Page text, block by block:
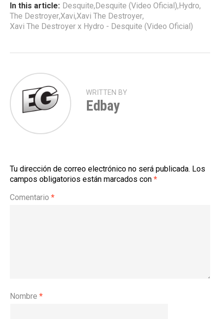
In this article: Desquite,Desquite (Video Oficial),Hydro,
The Destroyer,Xavi,Xavi The Destroyer,
Xavi The Destroyer x Hydro - Desquite (Video Oficial)
WRITTEN BY
Edbay
Tu dirección de correo electrónico no será publicada. Los
campos obligatorios están marcados con *
Comentario *
Nombre *